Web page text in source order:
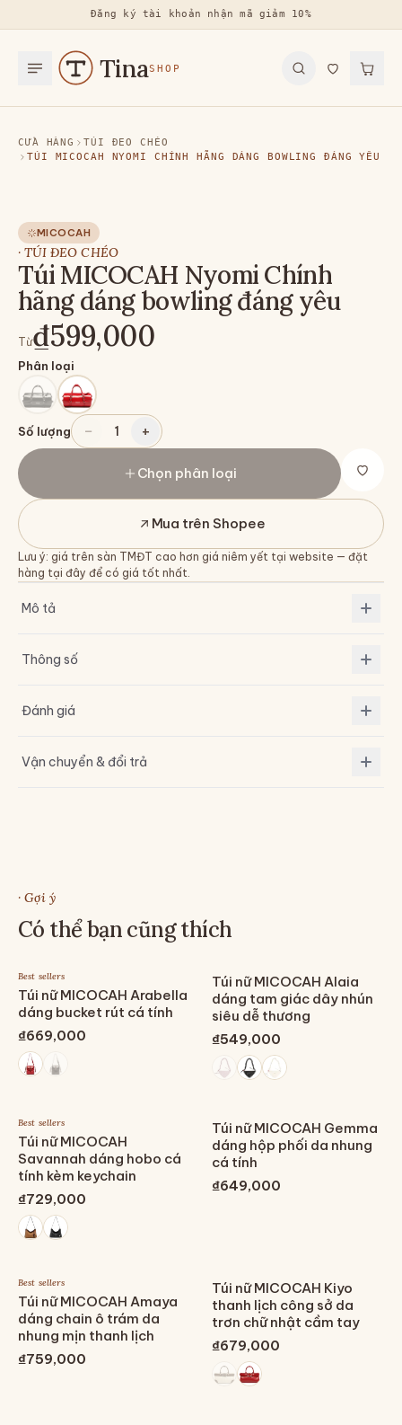
Đăng ký tài khoản nhận mã giảm 10%
TinaSHOP
CỬA HÀNG
TÚI ĐEO CHÉO
TÚI MICOCAH NYOMI CHÍNH HÃNG DÁNG BOWLING ĐÁNG YÊU
MICOCAH
· TÚI ĐEO CHÉO
Túi MICOCAH Nyomi Chính
hãng dáng bowling đáng yêu
Từ₫599,000
Phân loại
Số lượng − 1 +
Chọn phân loại
Mua trên Shopee
Lưu ý: giá trên sàn TMĐT cao hơn giá niêm yết tại website — đặt
hàng tại đây để có giá tốt nhất.
Mô tả
Thông số
Đánh giá
Vận chuyển & đổi trả
· Gợi ý
Có thể bạn cũng thích
Best sellers
Túi nữ MICOCAH Arabella
dáng bucket rút cá tính
₫669,000
Túi nữ MICOCAH Alaia
dáng tam giác dây nhún
siêu dễ thương
₫549,000
Best sellers
Túi nữ MICOCAH
Savannah dáng hobo cá
tính kèm keychain
₫729,000
Túi nữ MICOCAH Gemma
dáng hộp phối da nhung
cá tính
₫649,000
Best sellers
Túi nữ MICOCAH Amaya
dáng chain ô trám da
nhung mịn thanh lịch
₫759,000
Túi nữ MICOCAH Kiyo
thanh lịch công sở da
trơn chữ nhật cầm tay
₫679,000